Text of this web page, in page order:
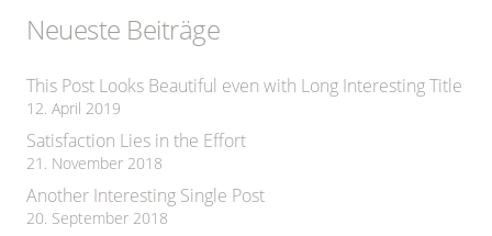
Neueste Beiträge
This Post Looks Beautiful even with Long Interesting Title
12. April 2019
Satisfaction Lies in the Effort
21. November 2018
Another Interesting Single Post
20. September 2018